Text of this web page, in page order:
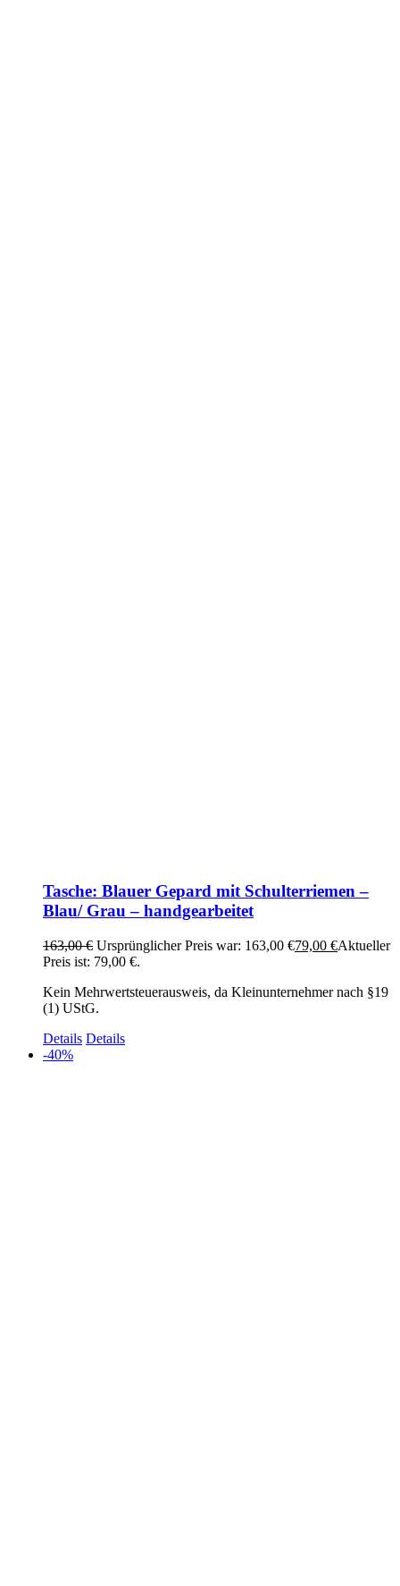
Tasche: Blauer Gepard mit Schulterriemen –
Blau/ Grau – handgearbeitet
163,00€ Ursprünglicher Preis war: 163,00 €79,00 €Aktueller
Preis ist: 79,00 €.
Kein Mehrwertsteuerausweis, da Kleinunternehmer nach §19
(1) UStG.
Details Details
-40%